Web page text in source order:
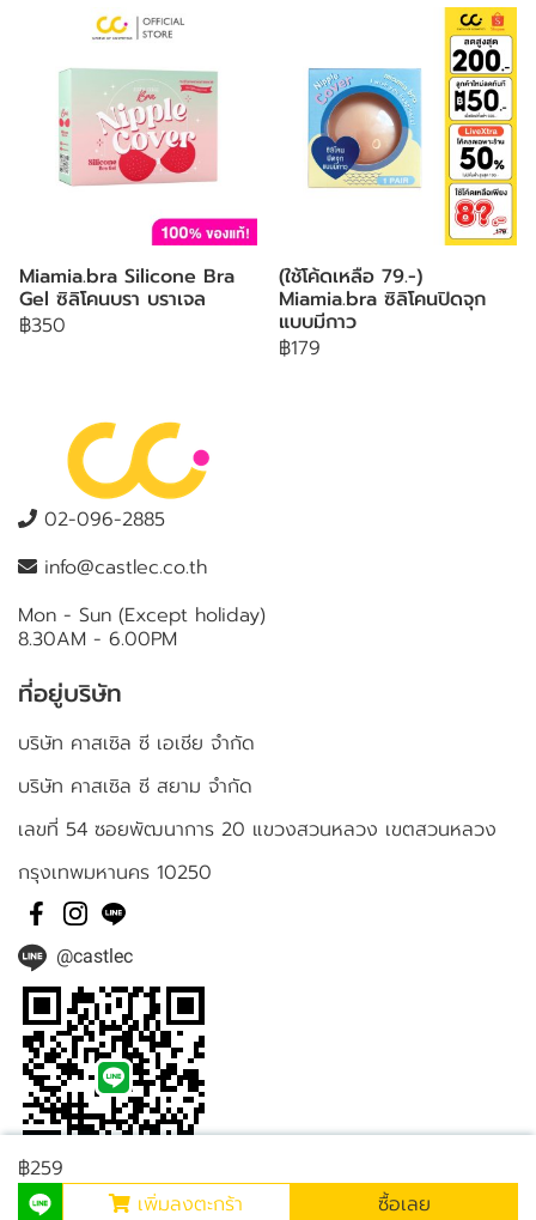
Miamia.bra Silicone Bra
Gel ซิลิโคนบรา บราเจล
฿350
(ใช้โค้ดเหลือ 79.-)
Miamia.bra ซิลิโคนปิดจุก
แบบมีกาว
฿179
฿259
เพิ่มลงตะกร้า
ซื้อเลย
02-096-2885
info@castlec.co.th
Mon - Sun (Except holiday)
8.30AM - 6.00PM
ที่อยู่บริษัท
บริษัท คาสเซิล ซี เอเชีย จำกัด
บริษัท คาสเซิล ซี สยาม จำกัด
เลขที่ 54 ซอยพัฒนาการ 20 แขวงสวนหลวง เขตสวนหลวง
กรุงเทพมหานคร 10250
@castlec